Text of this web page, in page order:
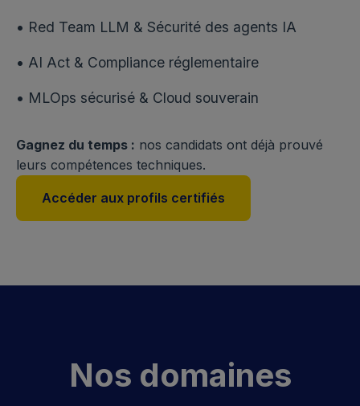
• Red Team LLM & Sécurité des agents IA
• AI Act & Compliance réglementaire
• MLOps sécurisé & Cloud souverain
Gagnez du temps : nos candidats ont déjà prouvé
leurs compétences techniques.
Accéder aux profils certifiés
Nos domaines